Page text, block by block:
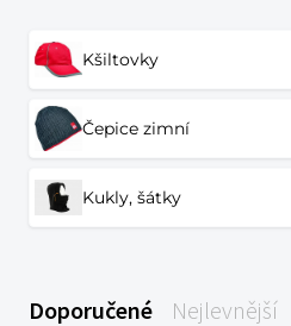
Kšiltovky
Čepice zimní
Kukly, šátky
Doporučené Nejlevnější